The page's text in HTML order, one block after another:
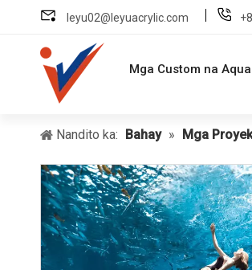
leyu02@leyuacrylic.com
Mga Custom na
Nandito ka: Bahay » Mga